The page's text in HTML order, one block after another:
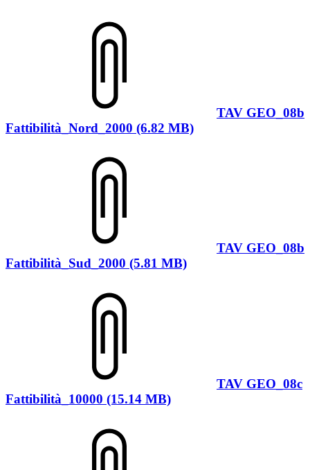
TAV GEO_08b
Fattibilità_Nord_2000 (6.82 MB)
TAV GEO_08b
Fattibilità_Sud_2000 (5.81 MB)
TAV GEO_08c
Fattibilità_10000 (15.14 MB)